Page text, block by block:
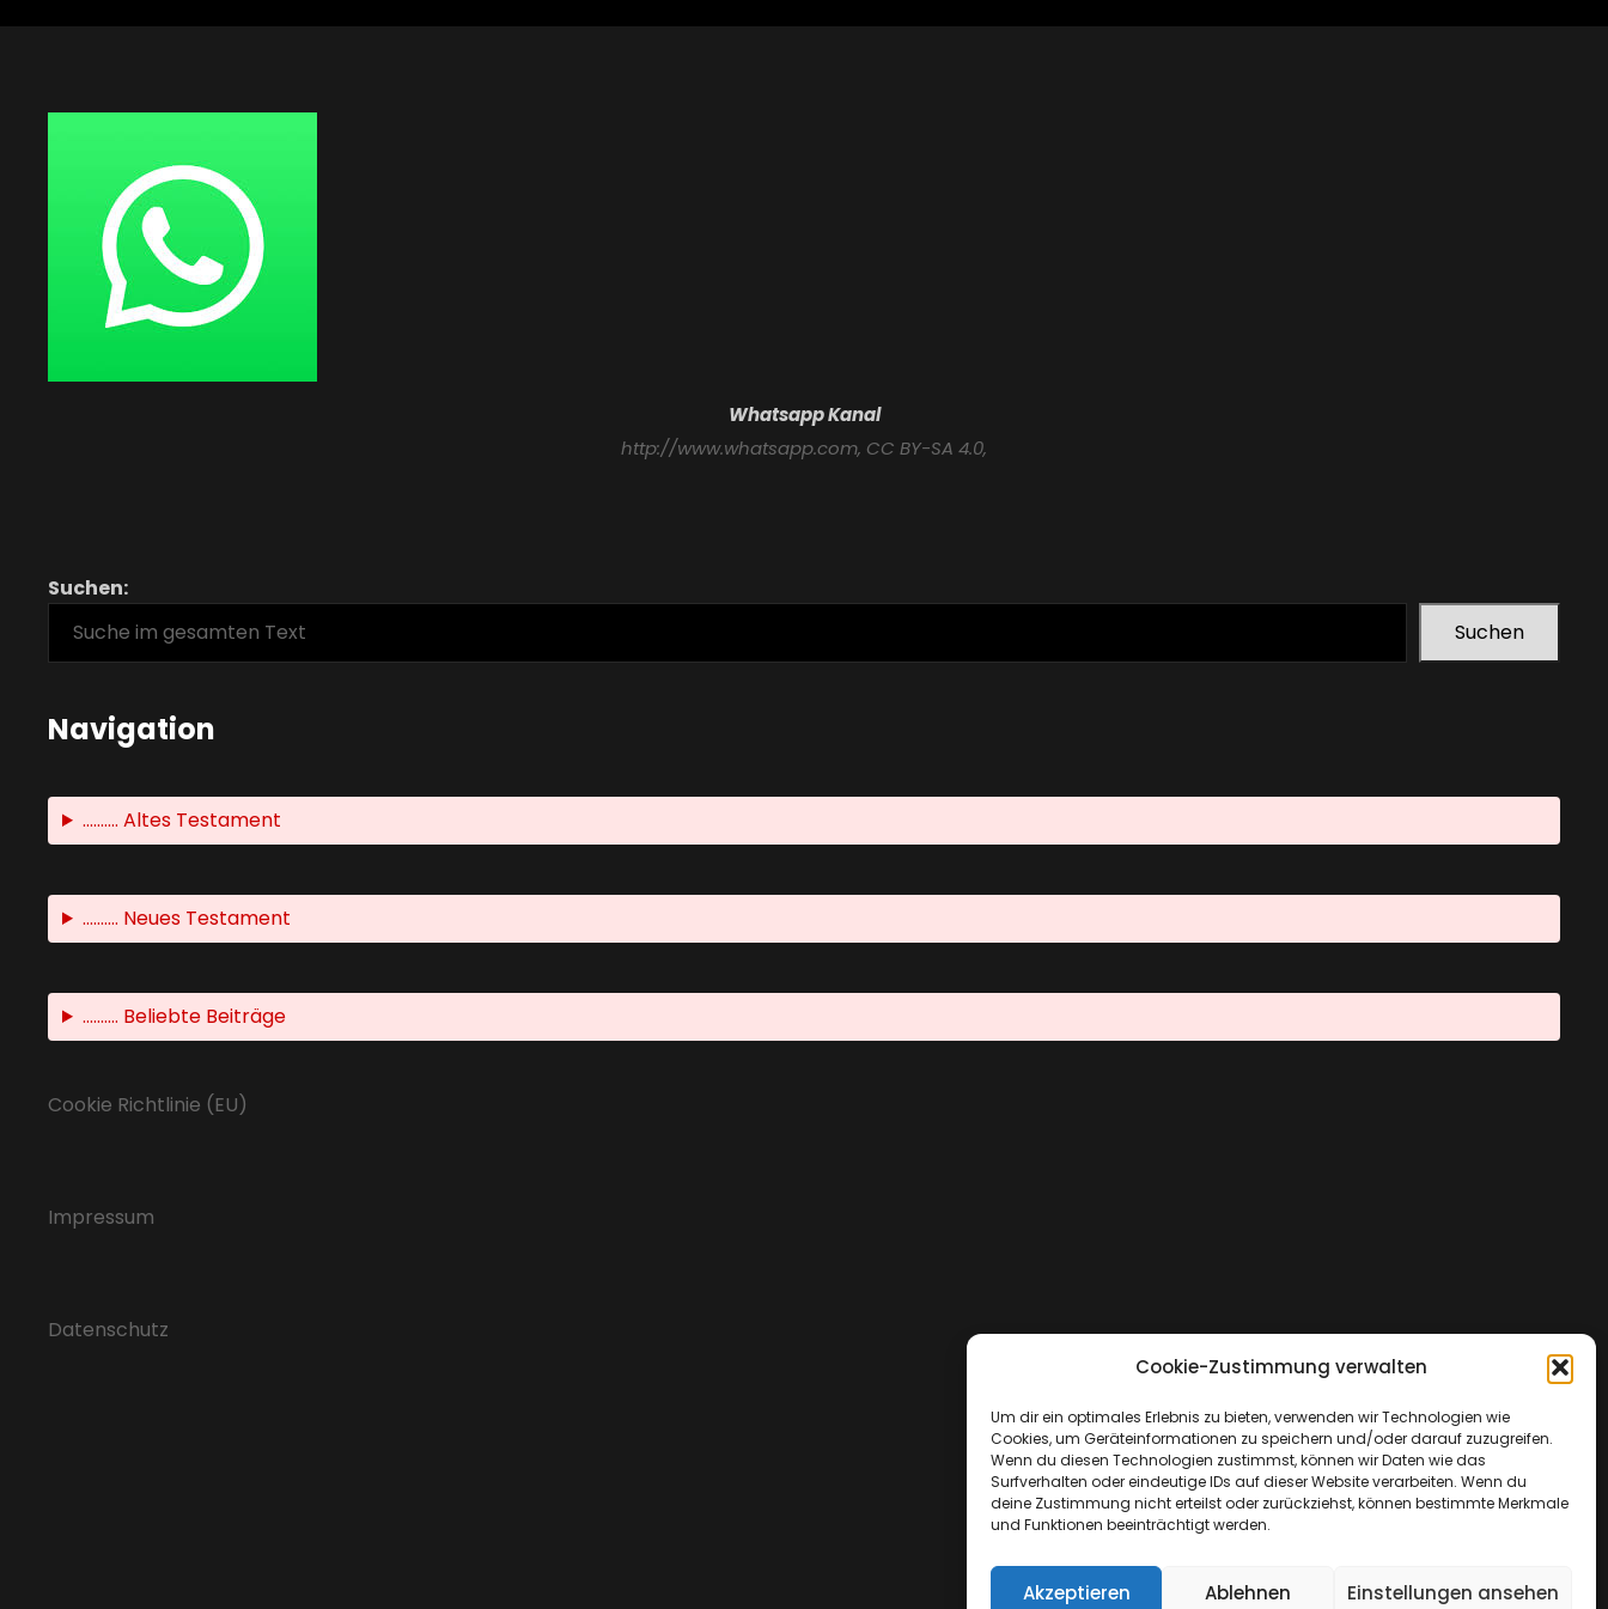
Cookie-Zustimmung verwalten
Um dir ein optimales Erlebnis zu bieten, verwenden wir Technologien wie
Cookies, um Geräteinformationen zu speichern und/oder darauf zuzugreifen.
Wenn du diesen Technologien zustimmst, können wir Daten wie das
Surfverhalten oder eindeutige IDs auf dieser Website verarbeiten. Wenn du
deine Zustimmung nicht erteilst oder zurückziehst, können bestimmte Merkmale
und Funktionen beeinträchtigt werden.
Akzeptieren Ablehnen Einstellungen ansehen
Whatsapp Kanal
http://www.whatsapp.com, CC BY-SA 4.0,
Suchen:
Suchen
Navigation
.......... Altes Testament
.......... Neues Testament
.......... Beliebte Beiträge
Cookie Richtlinie (EU)
Impressum
Datenschutz